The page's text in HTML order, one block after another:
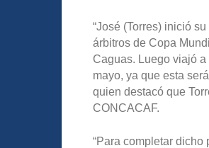
“José (Torres) inició
árbitros de Copa
Caguas. Luego viajó
mayo, ya que esta
quien destacó que
CONCACAF.
“Para completar